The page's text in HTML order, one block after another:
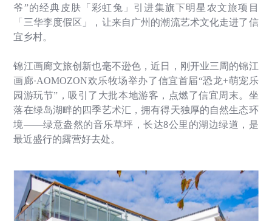
爷”的经典皮肤「彩虹兔」引进集旗下明星农文旅项目
「三华李度假区」，让来自广州的潮流艺术文化走进了信
宜乡村。
锦江画廊文旅创新也毫不逊色，近日，刚开业三周的锦江
画廊·AOMOZON欢乐牧场举办了信宜首届“恐龙+萌宠乐
园游玩节” ，吸引了大批本地游客，点燃了信宜周末。 坐
落在绿岛湖畔的四季艺术汇，拥有得天独厚的自然生态环
境——绿意盎然的音乐草坪，长达8公里的湖边绿道，是
最近盛行的露营好去处。